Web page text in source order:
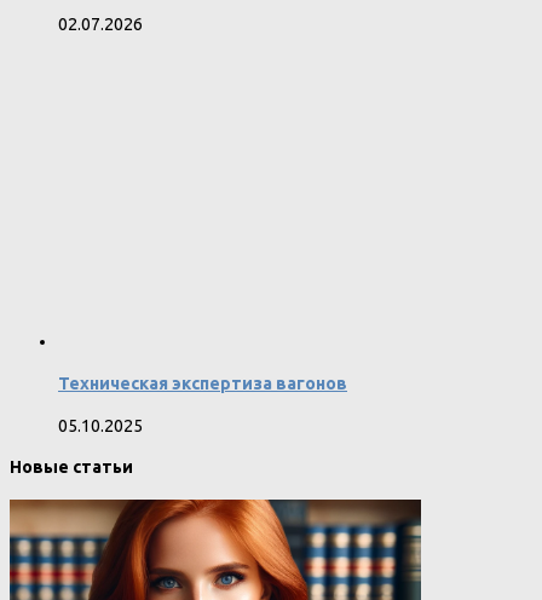
02.07.2026
Техническая экспертиза вагонов
05.10.2025
Новые статьи